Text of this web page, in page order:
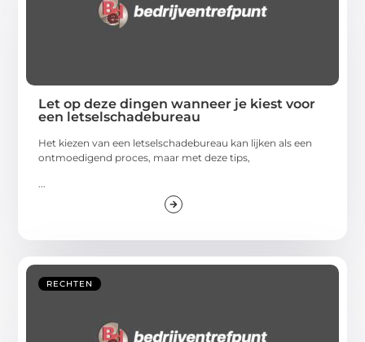
Let op deze dingen wanneer je kiest voor
een letselschadebureau
Het kiezen van een letselschadebureau kan lijken als een
ontmoedigend proces, maar met deze tips,
...
RECHTEN